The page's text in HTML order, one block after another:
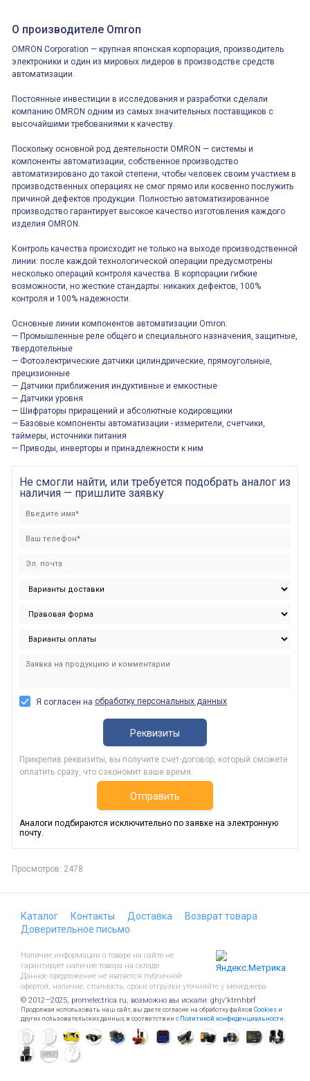
О производителе Omron
OMRON Corporation — крупная японская корпорация, производитель
электроники и один из мировых лидеров в производстве средств
автоматизации.
Постоянные инвестиции в исследования и разработки сделали
компанию OMRON одним из самых значительных поставщиков с
высочайшими требованиями к качеству.
Поскольку основной род деятельности OMRON — системы и
компоненты автоматизации, собственное производство
автоматизировано до такой степени, чтобы человек своим участием в
производственных операциях не смог прямо или косвенно послужить
причиной дефектов продукции. Полностью автоматизированное
производство гарантирует высокое качество изготовления каждого
изделия OMRON.
Контроль качества происходит не только на выходе производственной
линии: после каждой технологической операции предусмотрены
несколько операций контроля качества. В корпорации гибкие
возможности, но жесткие стандарты: никаких дефектов, 100%
контроля и 100% надежности.
Основные линии компонентов автоматизации Omron:
— Промышленные реле общего и специального назначения, защитные,
твердотельные
— Фотоэлектрические датчики цилиндрические, прямоугольные,
прецизионные
— Датчики приближения индуктивные и емкостные
— Датчики уровня
— Шифраторы приращений и абсолютные кодировщики
— Базовые компоненты автоматизации - измерители, счетчики,
таймеры, источники питания
— Приводы, инверторы и принадлежности к ним
Не смогли найти, или требуется подобрать аналог из
наличия — пришлите заявку
Я согласен на обработку персональных данных
Реквизиты
Прикрепив реквизиты, вы получите счет-договор, который сможете
оплатить сразу, что сэкономит ваше время.
Отправить
Аналоги подбираются исключительно по заявке на электронную
почту.
Просмотров: 2478
Каталог Контакты Доставка
Возврат товара
Доверительное письмо
Наличие информации о товаре на сайте не
гарантирует наличие товара на складе.
Данное предложение не является публичной
офертой, наличие, стоимость, сроки отгрузки уточняйте у менеджера.
© 2012—2025, promelectrica.ru, возможно вы искали: ghjv'ktrnhbrf
Продолжая использовать наш сайт, вы даете согласие на обработку файлов Cookies и
других пользовательских данных, в соответствии с Политикой конфиденциальности.